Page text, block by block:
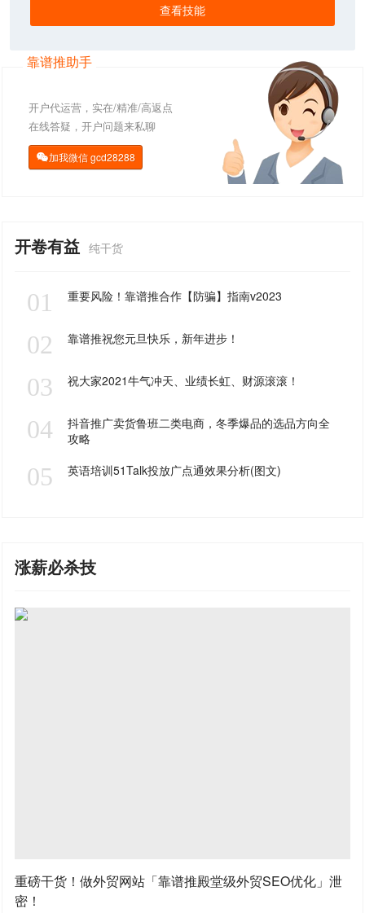
查看技能
靠谱推助手
开户代运营，实在/精准/高返点
在线答疑，开户问题来私聊
加我微信gcd28288
开卷有益 纯干货
01 重要风险！靠谱推合作【防骗】指南v2023
02 靠谱推祝您元旦快乐，新年进步！
03 祝大家2021牛气冲天、业绩长虹、财源滚滚！
04
抖音推广卖货鲁班二类电商，冬季爆品的选品方向全
攻略
05 英语培训51Talk投放广点通效果分析(图文)
涨薪必杀技
重磅干货！做外贸网站「靠谱推殿堂级外贸SEO优化」泄
密！